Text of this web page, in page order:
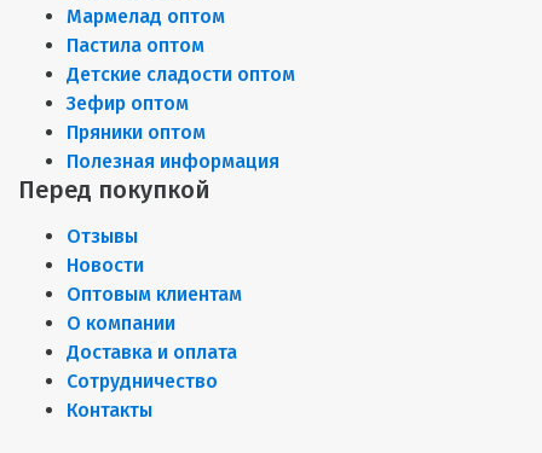
Мармелад оптом
Пастила оптом
Детские сладости оптом
Зефир оптом
Пряники оптом
Полезная информация
Перед покупкой
Отзывы
Новости
Оптовым клиентам
О компании
Доставка и оплата
Сотрудничество
Контакты